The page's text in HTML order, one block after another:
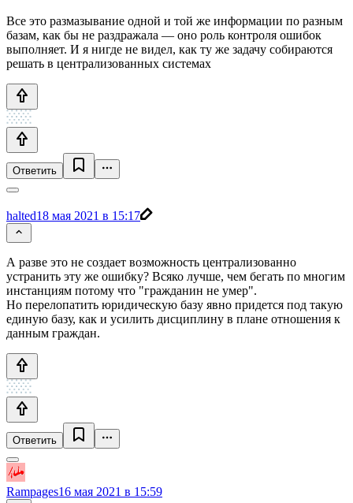
Все это размазывание одной и той же информации по разным
базам, как бы не раздражала — оно роль контроля ошибок
выполняет. И я нигде не видел, как ту же задачу собираются
решать в централизованных системах
Ответить
halted18 мая 2021 в 15:17
А разве это не создает возможность централизованно
устранить эту же ошибку? Всяко лучше, чем бегать по многим
инстанциям потому что "гражданин не умер".
Но перелопатить юридическую базу явно придется под такую
единую базу, как и усилить дисциплину в плане отношения к
данным граждан.
Ответить
Rampages16 мая 2021 в 15:59